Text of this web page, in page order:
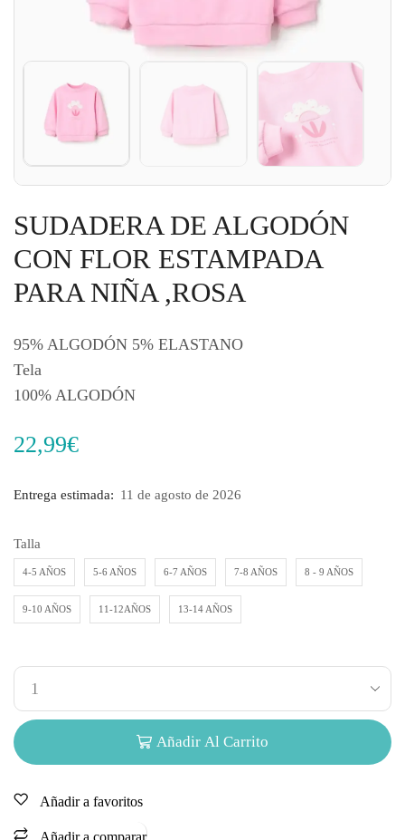
SUDADERA DE ALGODÓN
CON FLOR ESTAMPADA
PARA NIÑA ,ROSA
95% ALGODÓN 5% ELASTANO
Tela
100% ALGODÓN
22,99€
Entrega estimada: 11 de agosto de 2026
Talla
4-5 AÑOS 5-6 AÑOS 6-7 AÑOS 7-8 AÑOS 8 - 9 AÑOS
9-10 AÑOS 11-12AÑOS 13-14 AÑOS
Añadir Al Carrito
Añadir a favoritos